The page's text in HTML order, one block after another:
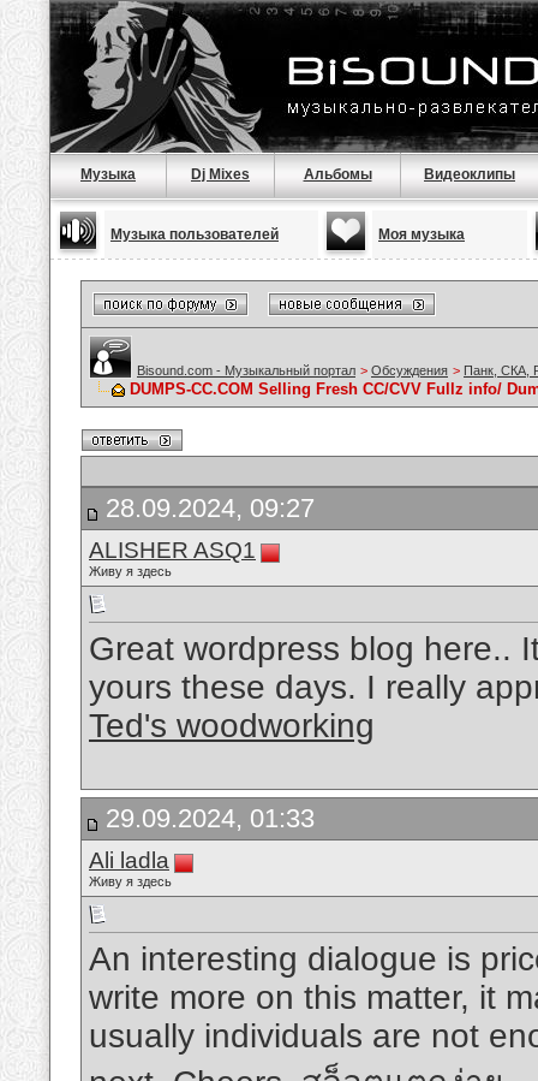
Музыка Dj Mixes Альбомы Видеоклипы
Музыка пользователей Моя музыка
Bisound.com - Музыкальный портал > Обсуждения > Панк, СКА,
DUMPS-CC.COM Selling Fresh CC/CVV Fullz info/
28.09.2024, 09:27
ALISHER ASQ1
Живу я здесь
Great wordpress blog here..
yours these days. I really
Ted's woodworking
29.09.2024, 01:33
Ali ladla
Живу я здесь
An interesting dialogue is
write more on this matter, it
usually individuals are not